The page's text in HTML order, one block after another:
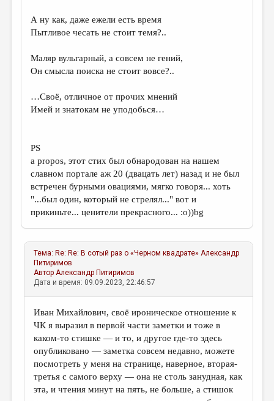
А ну как, даже ежели есть время
Пытливое чесать не стоит темя?..
Маляр вульгарный, а совсем не гений,
Он смысла поиска не стоит вовсе?..
…Своё, отличное от прочих мнений
Имей и знатокам не уподобься…
PS
a propos, этот стих был обнародован на нашем
славном портале аж 20 (двацать лет) назад и не был
встречен бурными овациями, мягко говоря... хоть
"...был один, который не стрелял..." вот и
прикиньте... ценители прекрасного... :о))bg
Тема: Re: Re: В сотый раз о «Черном квадрате» Александр
Питиримов
АвторАлександр Питиримов
Дата и время: 09.09.2023, 22:46:57
Иван Михайлович, своё ироническое отношение к
ЧК я выразил в первой части заметки и тоже в
каком-то стишке — и то, и другое где-то здесь
опубликовано — заметка совсем недавно, можете
посмотреть у меня на странице, наверное, вторая-
третья с самого верху — она не столь занудная, как
эта, и чтения минут на пять, не больше, а стишок